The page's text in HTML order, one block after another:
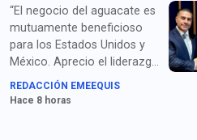
“El negocio del aguacate es
mutuamente beneficioso
para los Estados Unidos y
México. Aprecio el liderazgo
de la presidenta Sheinbaum
y los compromisos de
REDACCIÓN EMEEQUIS
Hace 8 horas